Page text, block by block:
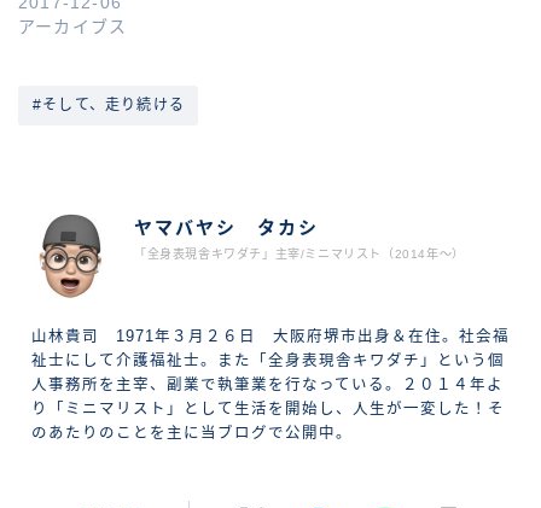
アーカイブス
#そして、走り続ける
ヤマバヤシ タカシ
「全身表現舎キワダチ」主宰/ミニマリスト（2014年〜）
山林貴司 1971年３月２６日 大阪府堺市出身＆在住。社会福
祉士にして介護福祉士。また「全身表現舎キワダチ」という個
人事務所を主宰、副業で執筆業を行なっている。２０１４年よ
り「ミニマリスト」として生活を開始し、人生が一変した！そ
のあたりのことを主に当ブログで公開中。